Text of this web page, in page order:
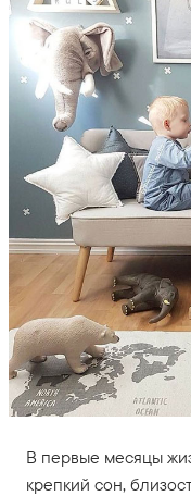
В первые месяцы
крепкий сон,